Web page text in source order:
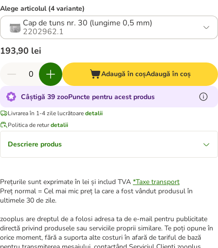
Alege articolul (4 variante)
Cap de tuns nr. 30 (lungime 0,5 mm)
2202962.1
193,90 lei
Adaugă în coșAdaugă în coș
Câștigă 39 zooPuncte pentru acest produs
Livrarea în 1-4 zile lucrătoaredetalii
Politica de returdetalii
Descriere produs
Prețurile sunt exprimate în lei și includ TVA *Taxe transport
Preț normal = Cel mai mic preț la care a fost vândut produsul în
ultimele 30 de zile.
zooplus are dreptul de a folosi adresa ta de e-mail pentru publicitate
directă privind produsele sau serviciile proprii similare. Te poți opune în
orice moment, fără a suporta alte costuri în afară de tariful de bază